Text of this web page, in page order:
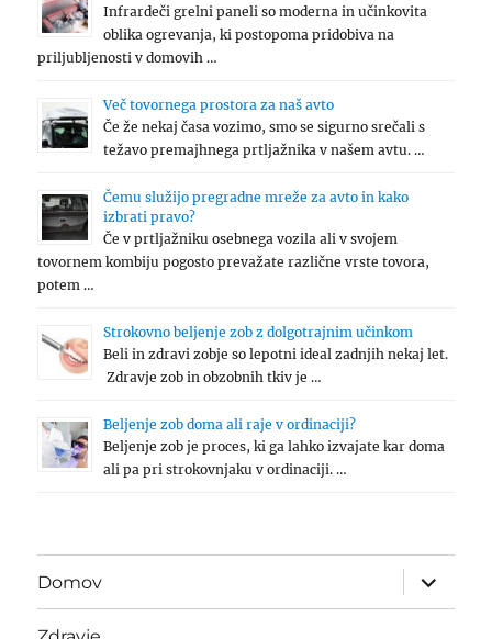
Infrardeči grelni paneli so moderna in učinkovita
oblika ogrevanja, ki postopoma pridobiva na
priljubljenosti v domovih …
Več tovornega prostora za naš avto
Če že nekaj časa vozimo, smo se sigurno srečali s
težavo premajhnega prtljažnika v našem avtu. …
Čemu služijo pregradne mreže za avto in kako
izbrati pravo?
Če v prtljažniku osebnega vozila ali v svojem
tovornem kombiju pogosto prevažate različne vrste tovora,
potem …
Strokovno beljenje zob z dolgotrajnim učinkom
Beli in zdravi zobje so lepotni ideal zadnjih nekaj let.
Zdravje zob in obzobnih tkiv je …
Beljenje zob doma ali raje v ordinaciji?
Beljenje zob je proces, ki ga lahko izvajate kar doma
ali pa pri strokovnjaku v ordinaciji. …
Domov
expand
child
menu